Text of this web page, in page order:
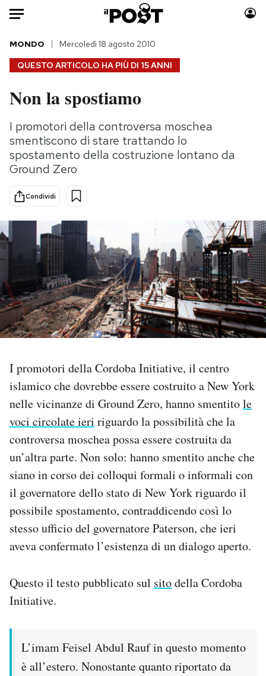
Auto
HOME
Italia
Politica
Tecnologia
Internet
Scienza
Cultura
Economia
Sport
Consumismi
Storie/Idee
Altrecose
Mondiali calcio 2026
PODCAST
NEWSLETTER
I MIEI PREFERITI
SHOP
CALENDARIO
Area Personale
Newsletter
Notifiche mobile
Esci
QUESTO ARTICOLO HA PIÙ DI 15 ANNI
MONDO Mercoledì 18 agosto 2010
Non la spostiamo
I promotori della controversa moschea
smentiscono di stare trattando lo
spostamento della costruzione lontano da
Ground Zero
Condividi
I promotori della Cordoba Initiative, il centro
islamico che dovrebbe essere costruito a New York
nelle vicinanze di Ground Zero, hanno smentitole
voci circolate ieri riguardo la possibilità che la
controversa moschea possa essere costruita da
un’altra parte. Non solo: hanno smentito anche che
siano in corso dei colloqui formali o informali con
il governatore dello stato di New York riguardo il
possibile spostamento, contraddicendo così lo
stesso ufficio del governatore Paterson, che ieri
aveva confermato l’esistenza di un dialogo aperto.
Questo il testo pubblicato sul sitodella Cordoba
Initiative.
L’imam Feisel Abdul Rauf in questo momento
è all’estero. Nonostante quanto riportato da